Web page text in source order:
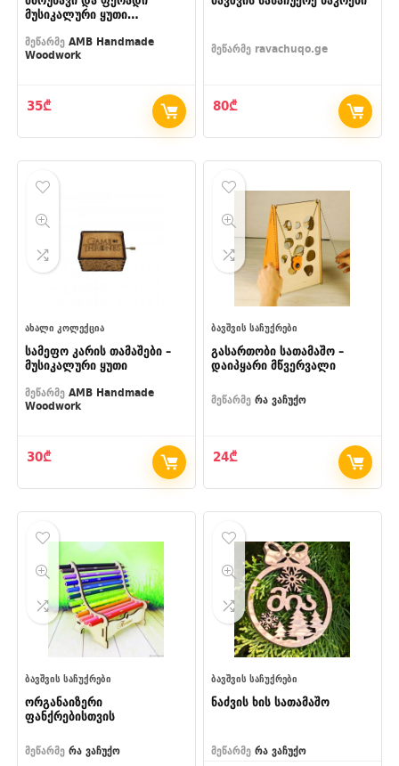
მუსიკალური ყუთი
მულტიპლიკაციური
ფილმიდან “მეფე ლომი”
მეწარმე AMB Handmade
Woodwork
35₾
მეწარმე ravachuqo.ge
80₾
ᲐᲮᲐᲚᲘ ᲙᲝᲚᲔᲥᲪᲘᲐ
სამეფო კარის თამაშები –
მუსიკალური ყუთი
მეწარმე AMB Handmade
Woodwork
30₾
ᲑᲐᲕᲨᲕᲘᲡ ᲡᲐᲩᲣᲥᲠᲔᲑᲘ
გასართობი სათამაშო –
დაიპყარი მწვერვალი
მეწარმე რა ვაჩუქო
24₾
ᲑᲐᲕᲨᲕᲘᲡ ᲡᲐᲩᲣᲥᲠᲔᲑᲘ
ორგანაიზერი
ფანქრებისთვის
მეწარმე რა ვაჩუქო
ᲑᲐᲕᲨᲕᲘᲡ ᲡᲐᲩᲣᲥᲠᲔᲑᲘ
ნაძვის ხის სათამაშო
მეწარმე რა ვაჩუქო